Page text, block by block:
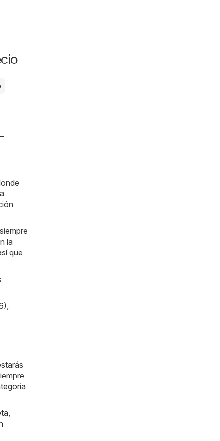
la
que